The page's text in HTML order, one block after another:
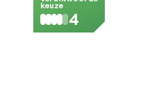
keuze
4